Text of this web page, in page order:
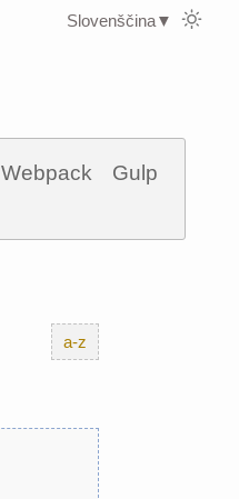
Webpack
Gulp
a-z
Slovenščina▼